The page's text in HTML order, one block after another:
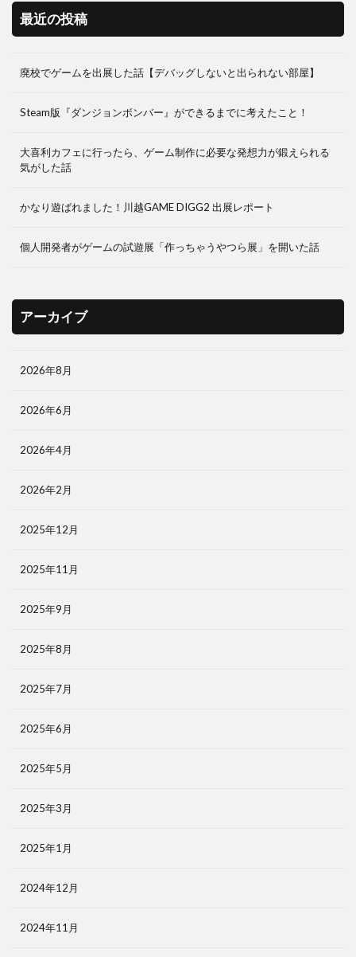
最近の投稿
廃校でゲームを出展した話【デバッグしないと出られない部屋】
Steam版『ダンジョンボンバー』ができるまでに考えたこと！
大喜利カフェに行ったら、ゲーム制作に必要な発想力が鍛えられる
気がした話
かなり遊ばれました！川越GAME DIGG2 出展レポート
個人開発者がゲームの試遊展「作っちゃうやつら展」を開いた話
アーカイブ
2026年8月
2026年6月
2026年4月
2026年2月
2025年12月
2025年11月
2025年9月
2025年8月
2025年7月
2025年6月
2025年5月
2025年3月
2025年1月
2024年12月
2024年11月